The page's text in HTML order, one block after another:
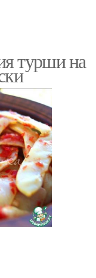
турши на